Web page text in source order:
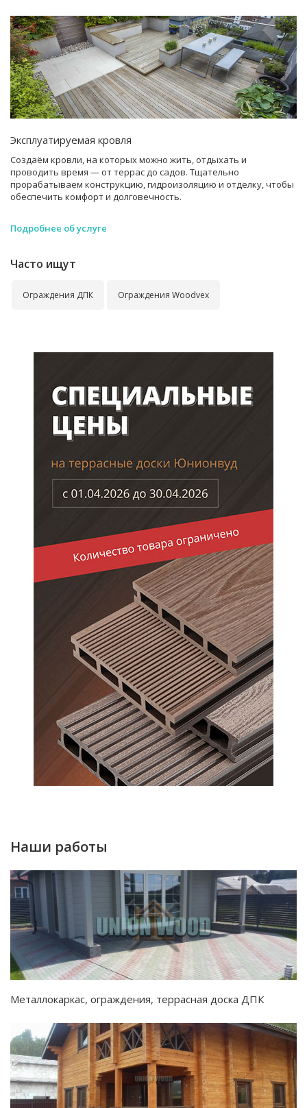
Эксплуатируемая кровля
Создаём кровли, на которых можно жить, отдыхать и
проводить время — от террас до садов. Тщательно
прорабатываем конструкцию, гидроизоляцию и отделку, чтобы
обеспечить комфорт и долговечность.
Подробнее об услуге
Часто ищут
Ограждения ДПК Ограждения Woodvex
Наши работы
Металлокаркас, ограждения, террасная доска ДПК